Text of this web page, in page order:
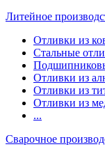
Литейное
Отливки из
Стальные
Отливки из
Отливки из
Отливки из
...
Сварочное